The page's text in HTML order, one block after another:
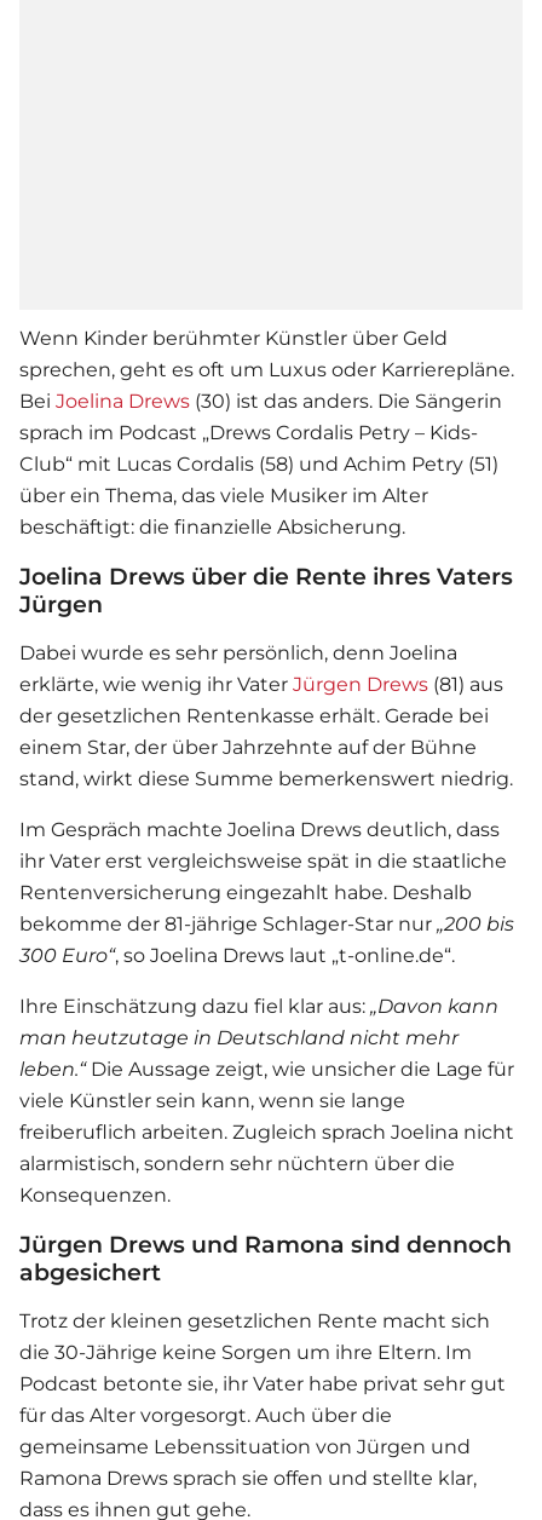
Wenn Kinder berühmter Künstler über Geld
sprechen, geht es oft um Luxus oder Karrierepläne.
Bei Joelina Drews (30) ist das anders. Die Sängerin
sprach im Podcast „Drews Cordalis Petry – Kids-
Club“ mit Lucas Cordalis (58) und Achim Petry (51)
über ein Thema, das viele Musiker im Alter
beschäftigt: die finanzielle Absicherung.
Joelina Drews über die Rente ihres Vaters
Jürgen
Dabei wurde es sehr persönlich, denn Joelina
erklärte, wie wenig ihr Vater Jürgen Drews (81) aus
der gesetzlichen Rentenkasse erhält. Gerade bei
einem Star, der über Jahrzehnte auf der Bühne
stand, wirkt diese Summe bemerkenswert niedrig.
Im Gespräch machte Joelina Drews deutlich, dass
ihr Vater erst vergleichsweise spät in die staatliche
Rentenversicherung eingezahlt habe. Deshalb
bekomme der 81-jährige Schlager-Star nur „200 bis
300 Euro“, so Joelina Drews laut „t-online.de“.
Ihre Einschätzung dazu fiel klar aus: „Davon kann
man heutzutage in Deutschland nicht mehr
leben.“Die Aussage zeigt, wie unsicher die Lage für
viele Künstler sein kann, wenn sie lange
freiberuflich arbeiten. Zugleich sprach Joelina nicht
alarmistisch, sondern sehr nüchtern über die
Konsequenzen.
Jürgen Drews und Ramona sind dennoch
abgesichert
Trotz der kleinen gesetzlichen Rente macht sich
die 30-Jährige keine Sorgen um ihre Eltern. Im
Podcast betonte sie, ihr Vater habe privat sehr gut
für das Alter vorgesorgt. Auch über die
gemeinsame Lebenssituation von Jürgen und
Ramona Drews sprach sie offen und stellte klar,
dass es ihnen gut gehe.